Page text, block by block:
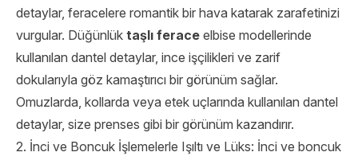
detaylar, feracelere romantik bir hava katarak zarafetinizi
vurgular. Düğünlük taşlı ferace elbise modellerinde
kullanılan dantel detaylar, ince işçilikleri ve zarif
dokularıyla göz kamaştırıcı bir görünüm sağlar.
Omuzlarda, kollarda veya etek uçlarında kullanılan dantel
detaylar, size prenses gibi bir görünüm kazandırır.
2. İnci ve Boncuk İşlemelerle Işıltı ve Lüks: İnci ve boncuk